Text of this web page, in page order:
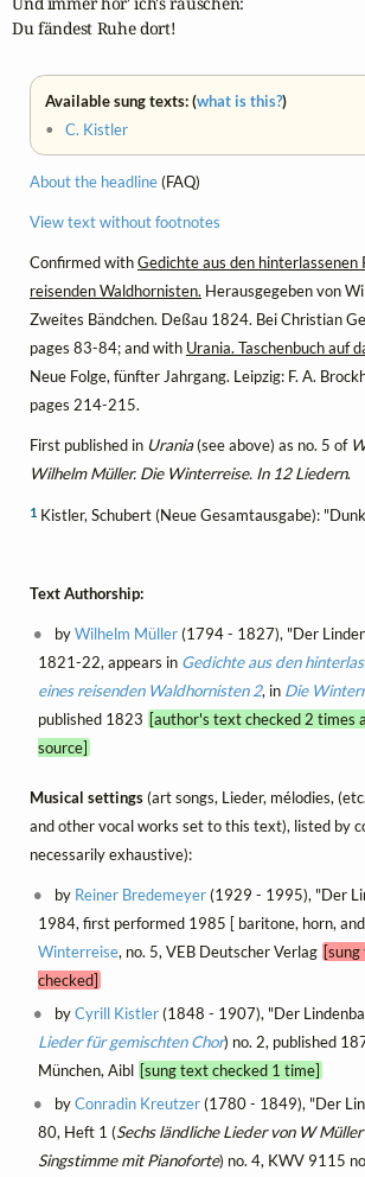
Du fändest Ruhe dort!
Available sung texts: (what is this?)
•C. Kistler
About the headline(FAQ)
View text without footnotes
Confirmed withGedichte aus den hinterlassenen
reisenden Waldhornisten. Herausgegeben von
Zweites Bändchen. Deßau 1824. Bei Christian
pages 83-84; and with Urania. Taschenbuch auf
Neue Folge, fünfter Jahrgang. Leipzig: F. A.
pages 214-215.
First published in Urania(see above) as no. 5 of
Wilhelm Müller. Die Winterreise. In 12 Liedern.
1 Kistler, Schubert (Neue Gesamtausgabe):
Text Authorship:
byWilhelm Müller(1794 - 1827), "Der
1821-22, appears in Gedichte aus den
eines reisenden Waldhornisten 2, in Die
published 1823 [author's text checked 2 times
source]
Musical settings(art songs, Lieder, mélodies,
and other vocal works set to this text), listed by
necessarily exhaustive):
by Reiner Bredemeyer(1929 - 1995), "Der
1984, first performed 1985 [ baritone, horn,
Winterreise, no. 5, VEB Deutscher Verlag
checked]
byCyrill Kistler(1848 - 1907), "Der
Lieder für gemischten Chor) no. 2, published
München, Aibl [sung text checked 1 time]
byConradin Kreutzer(1780 - 1849), "Der
80, Heft 1 (Sechs ländliche Lieder von W
Singstimme mit Pianoforte) no. 4, KWV 9115